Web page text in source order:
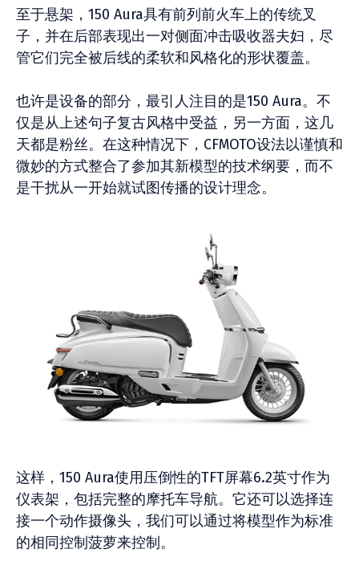
至于悬架，150 Aura具有前列前火车上的传统叉
子，并在后部表现出一对侧面冲击吸收器夫妇，尽
管它们完全被后线的柔软和风格化的形状覆盖。
也许是设备的部分，最引人注目的是150 Aura。不
仅是从上述句子复古风格中受益，另一方面，这几
天都是粉丝。在这种情况下，CFMOTO设法以谨慎和
微妙的方式整合了参加其新模型的技术纲要，而不
是干扰从一开始就试图传播的设计理念。
这样，150 Aura使用压倒性的TFT屏幕6.2英寸作为
仪表架，包括完整的摩托车导航。它还可以选择连
接一个动作摄像头，我们可以通过将模型作为标准
的相同控制菠萝来控制。